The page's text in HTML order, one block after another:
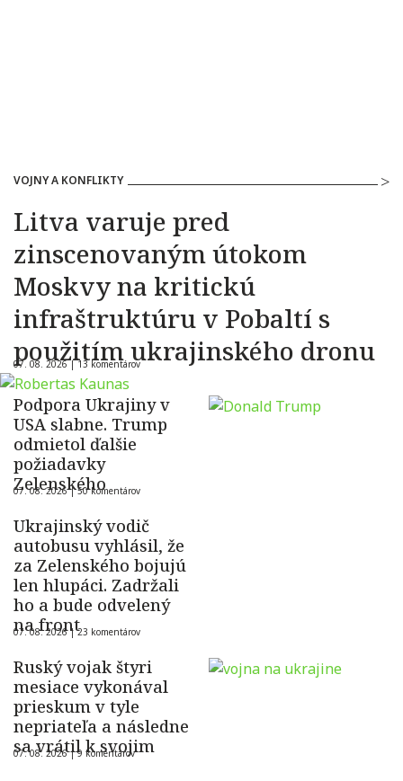
VOJNY A KONFLIKTY
Litva varuje pred
zinscenovaným útokom
Moskvy na kritickú
infraštruktúru v Pobaltí s
použitím ukrajinského dronu
07. 08. 2026 |13 komentárov
Podpora Ukrajiny v
USA slabne. Trump
odmietol ďalšie
požiadavky
Zelenského
07. 08. 2026 |50 komentárov
Ukrajinský vodič
autobusu vyhlásil, že
za Zelenského bojujú
len hlupáci. Zadržali
ho a bude odvelený
na front
07. 08. 2026 |23 komentárov
Ruský vojak štyri
mesiace vykonával
prieskum v tyle
nepriateľa a následne
sa vrátil k svojim
07. 08. 2026 |9 komentárov